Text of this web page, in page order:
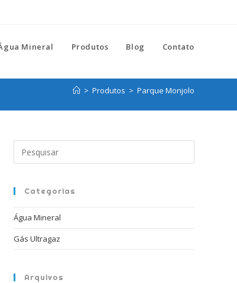
Mineral Produtos Blog Contato
> Produtos > Parque Monjolo
a
Categorias
Água Mineral
Gás Ultragaz
Arquivos